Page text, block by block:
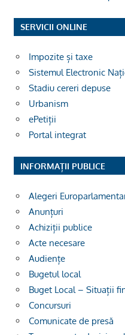
SERVICII ONLINE
Impozite și taxe
Sistemul Electronic
Stadiu cereri depuse
Urbanism
ePetiții
Portal integrat
INFORMAȚII PUBLICE
Alegeri
Anunțuri
Achiziții publice
Acte necesare
Audiențe
Bugetul local
Buget Local – Situații
Concursuri
Comunicate de presă